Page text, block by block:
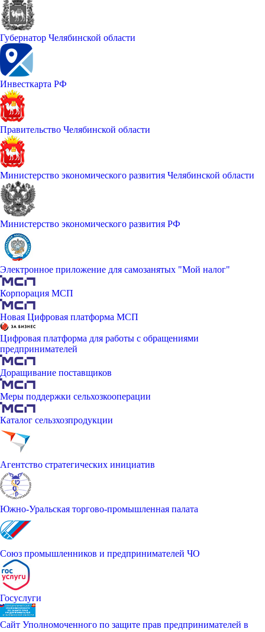
Губернатор Челябинской области
Инвесткарта РФ
Правительство Челябинской области
Министерство экономического развития Челябинской области
Министерство экономического развития РФ
Электронное приложение для самозанятых "Мой налог"
Корпорация МСП
Новая Цифровая платформа МСП
Цифровая платформа для работы с обращениями
предпринимателей
Доращивание поставщиков
Меры поддержки сельхозкооперации
Каталог сельзхозпродукции
Агентство стратегических инициатив
Южно-Уральская торгово-промышленная палата
Союз промышленников и предпринимателей ЧО
Госуслуги
Сайт Уполномоченного по защите прав предпринимателей в